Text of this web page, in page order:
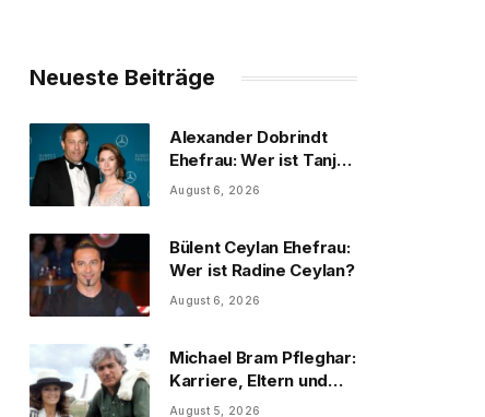
Neueste Beiträge
Alexander Dobrindt
Ehefrau: Wer ist Tanja
Käser?
August 6, 2026
Bülent Ceylan Ehefrau:
Wer ist Radine Ceylan?
August 6, 2026
Michael Bram Pfleghar:
Karriere, Eltern und
Filme
August 5, 2026